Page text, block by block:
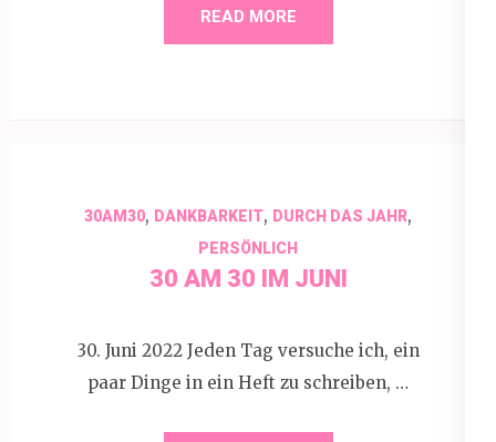
READ MORE
30AM30, DANKBARKEIT, DURCH DAS JAHR,
PERSÖNLICH
30 AM 30 IM JUNI
30. Juni 2022 Jeden Tag versuche ich, ein
paar Dinge in ein Heft zu schreiben, …